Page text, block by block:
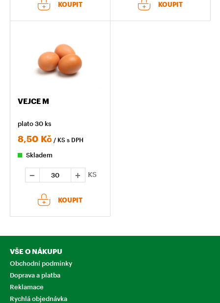
KOUPIT KOUPIT
VEJCE M
plato 30 ks
8,50 Kč / KS s DPH
Skladem
KS
KOUPIT
VŠE O NÁKUPU
Obchodní podmínky
Doprava a platba
Reklamace
Rychlá objednávka